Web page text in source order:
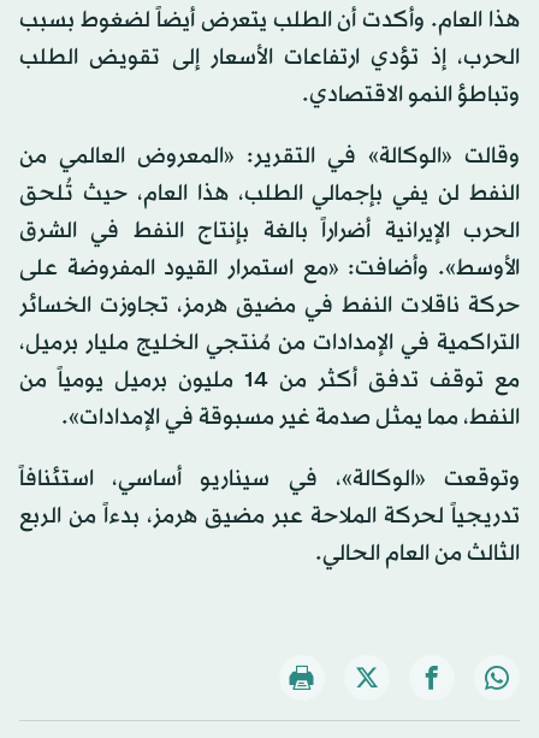
⁠هذا العام. وأكدت أن الطلب يتعرض أيضاً لضغوط بسبب
الحرب، إذ تؤدي ارتفاعات الأسعار إلى تقويض الطلب
وتباطؤ النمو الاقتصادي.
وقالت «الوكالة» في التقرير: «المعروض العالمي من
النفط لن يفي بإجمالي الطلب، هذا العام، حيث تُلحق
الحرب الإيرانية أضراراً بالغة بإنتاج النفط في الشرق
الأوسط». وأضافت: «مع استمرار القيود المفروضة على
حركة ناقلات النفط في مضيق هرمز، تجاوزت الخسائر
التراكمية في الإمدادات من مُنتجي الخليج مليار برميل،
مع توقف تدفق أكثر من 14 مليون برميل يومياً من
النفط، مما يمثل صدمة غير مسبوقة في الإمدادات».
وتوقعت «الوكالة»، في سيناريو أساسي، استئنافاً
تدريجياً لحركة الملاحة عبر مضيق هرمز، بدءاً من الربع
الثالث من العام الحالي.